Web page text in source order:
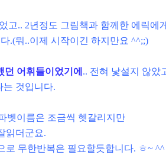
고.. 2년정도 그림책과 함께한 에릭에게
.(뭐..이제 시작이긴 하지만요 ^^;;)
어휘들이었기에 .. 전혀 낯설지 않았
는 것입니다.
벳이름은 조금씩 헷갈리지만
읽더군요.
로 무한반복은 필요할듯합니다. ㅎ~ ^^